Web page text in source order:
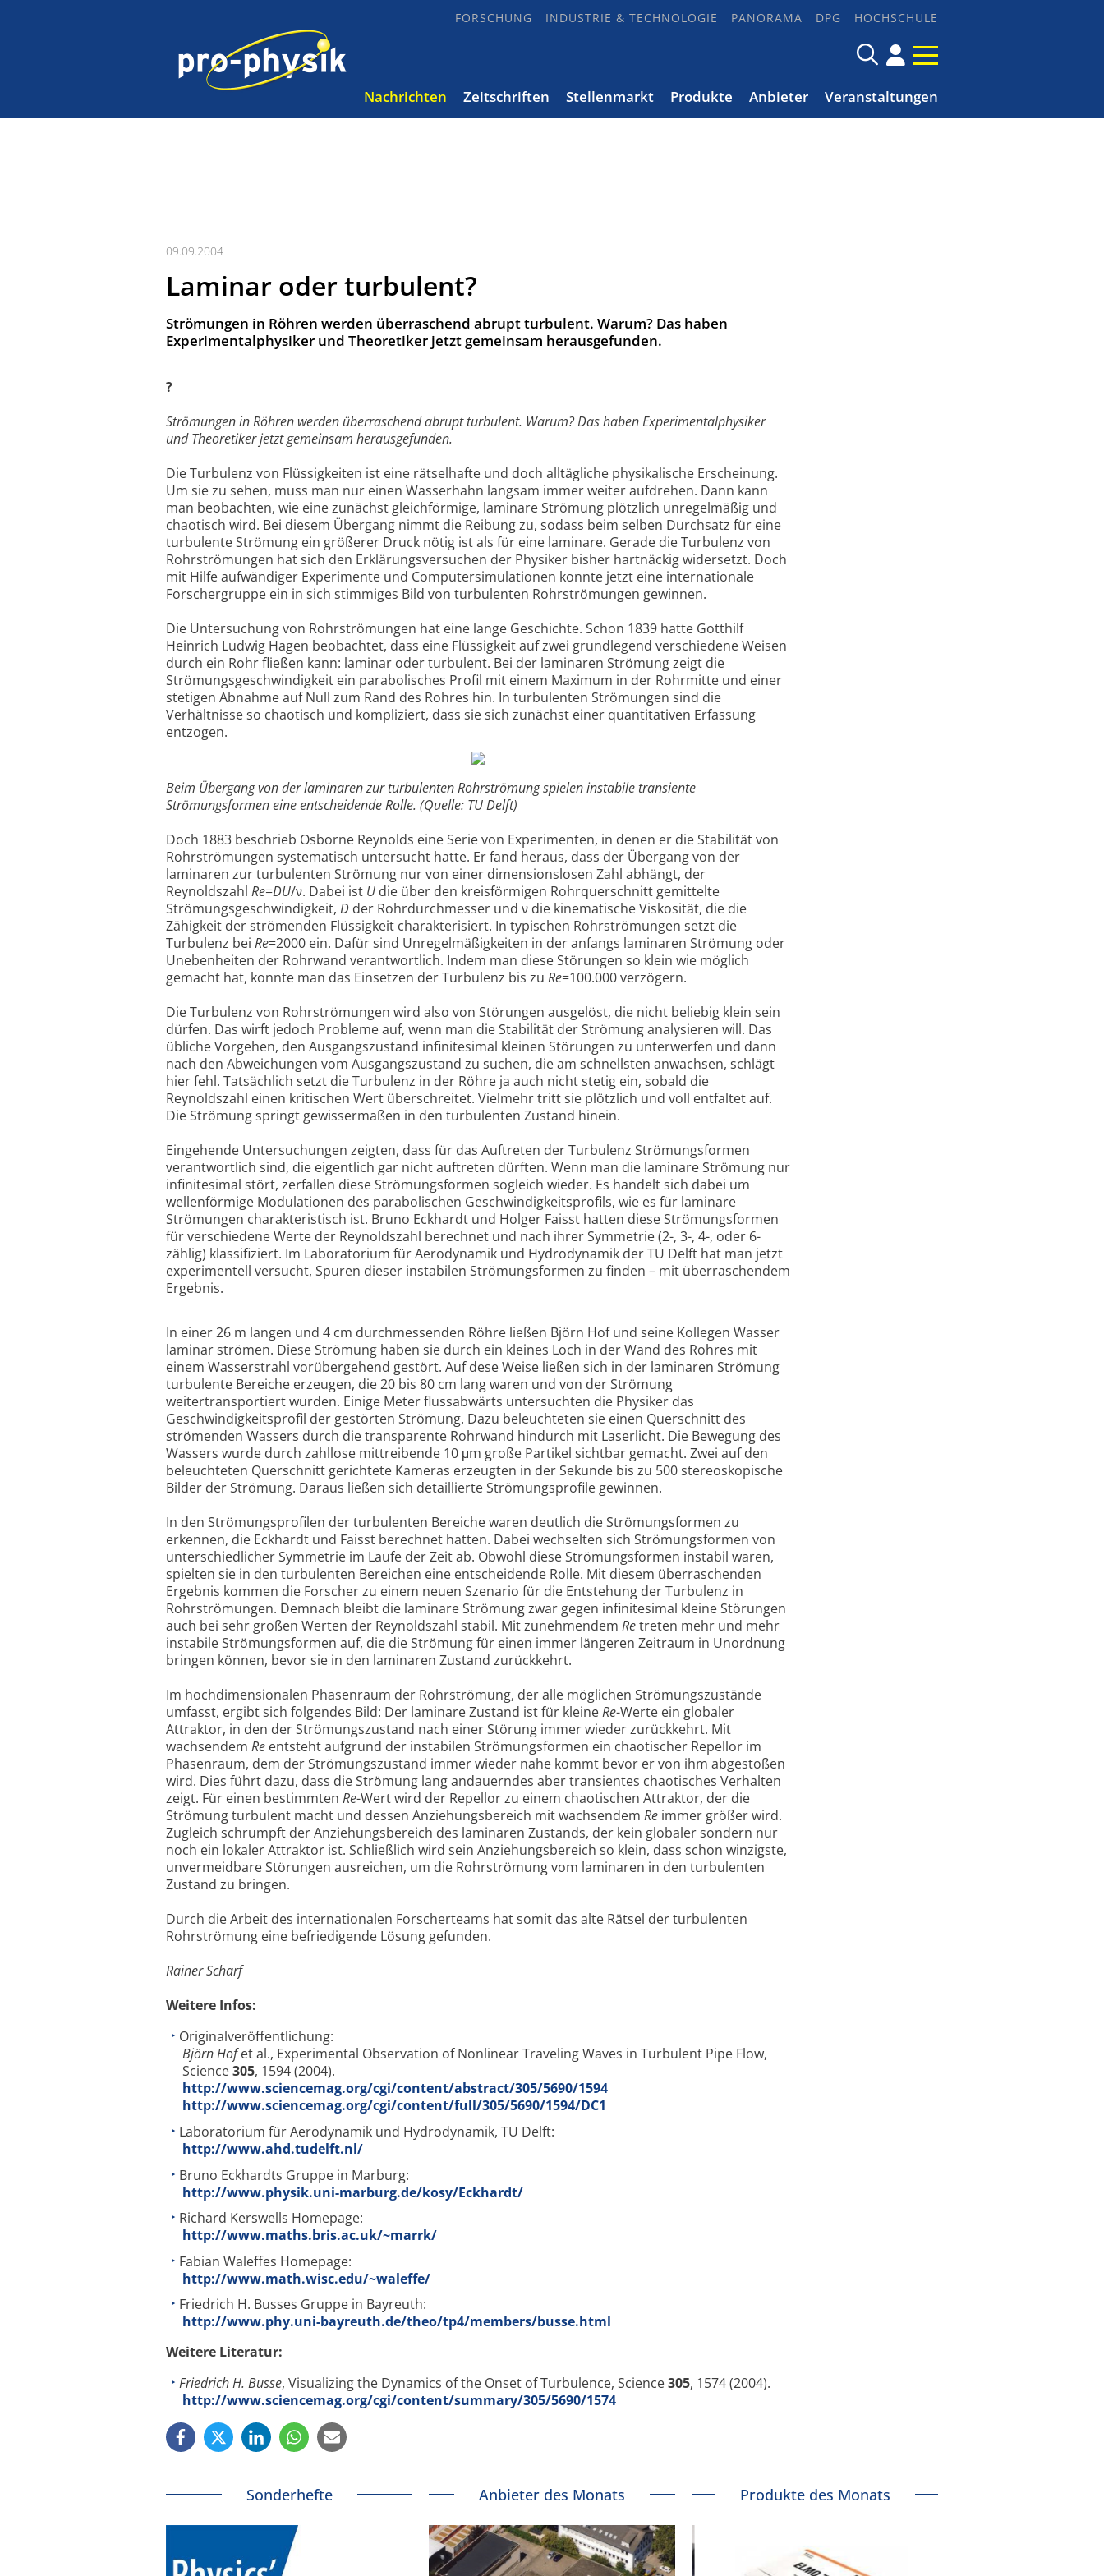
FORSCHUNG INDUSTRIE & TECHNOLOGIE PANORAMA DPG HOCHSCHULE
Nachrichten Zeitschriften Stellenmarkt Produkte Anbieter Veranstaltungen
09.09.2004
Laminar oder turbulent?
Strömungen in Röhren werden überraschend abrupt turbulent. Warum? Das haben
Experimentalphysiker und Theoretiker jetzt gemeinsam herausgefunden.
?
Strömungen in Röhren werden überraschend abrupt turbulent. Warum? Das haben Experimentalphysiker
und Theoretiker jetzt gemeinsam herausgefunden.
Die Turbulenz von Flüssigkeiten ist eine rätselhafte und doch alltägliche physikalische Erscheinung.
Um sie zu sehen, muss man nur einen Wasserhahn langsam immer weiter aufdrehen. Dann kann
man beobachten, wie eine zunächst gleichförmige, laminare Strömung plötzlich unregelmäßig und
chaotisch wird. Bei diesem Übergang nimmt die Reibung zu, sodass beim selben Durchsatz für eine
turbulente Strömung ein größerer Druck nötig ist als für eine laminare. Gerade die Turbulenz von
Rohrströmungen hat sich den Erklärungsversuchen der Physiker bisher hartnäckig widersetzt. Doch
mit Hilfe aufwändiger Experimente und Computersimulationen konnte jetzt eine internationale
Forschergruppe ein in sich stimmiges Bild von turbulenten Rohrströmungen gewinnen.
Die Untersuchung von Rohrströmungen hat eine lange Geschichte. Schon 1839 hatte Gotthilf
Heinrich Ludwig Hagen beobachtet, dass eine Flüssigkeit auf zwei grundlegend verschiedene Weisen
durch ein Rohr fließen kann: laminar oder turbulent. Bei der laminaren Strömung zeigt die
Strömungsgeschwindigkeit ein parabolisches Profil mit einem Maximum in der Rohrmitte und einer
stetigen Abnahme auf Null zum Rand des Rohres hin. In turbulenten Strömungen sind die
Verhältnisse so chaotisch und kompliziert, dass sie sich zunächst einer quantitativen Erfassung
entzogen.
Beim Übergang von der laminaren zur turbulenten Rohrströmung spielen instabile transiente
Strömungsformen eine entscheidende Rolle. (Quelle: TU Delft)
Doch 1883 beschrieb Osborne Reynolds eine Serie von Experimenten, in denen er die Stabilität von
Rohrströmungen systematisch untersucht hatte. Er fand heraus, dass der Übergang von der
laminaren zur turbulenten Strömung nur von einer dimensionslosen Zahl abhängt, der
Reynoldszahl Re=DU/ν. Dabei ist U die über den kreisförmigen Rohrquerschnitt gemittelte
Strömungsgeschwindigkeit, D der Rohrdurchmesser und ν die kinematische Viskosität, die die
Zähigkeit der strömenden Flüssigkeit charakterisiert. In typischen Rohrströmungen setzt die
Turbulenz bei Re=2000 ein. Dafür sind Unregelmäßigkeiten in der anfangs laminaren Strömung oder
Unebenheiten der Rohrwand verantwortlich. Indem man diese Störungen so klein wie möglich
gemacht hat, konnte man das Einsetzen der Turbulenz bis zu Re=100.000 verzögern.
Die Turbulenz von Rohrströmungen wird also von Störungen ausgelöst, die nicht beliebig klein sein
dürfen. Das wirft jedoch Probleme auf, wenn man die Stabilität der Strömung analysieren will. Das
übliche Vorgehen, den Ausgangszustand infinitesimal kleinen Störungen zu unterwerfen und dann
nach den Abweichungen vom Ausgangszustand zu suchen, die am schnellsten anwachsen, schlägt
hier fehl. Tatsächlich setzt die Turbulenz in der Röhre ja auch nicht stetig ein, sobald die
Reynoldszahl einen kritischen Wert überschreitet. Vielmehr tritt sie plötzlich und voll entfaltet auf.
Die Strömung springt gewissermaßen in den turbulenten Zustand hinein.
Eingehende Untersuchungen zeigten, dass für das Auftreten der Turbulenz Strömungsformen
verantwortlich sind, die eigentlich gar nicht auftreten dürften. Wenn man die laminare Strömung nur
infinitesimal stört, zerfallen diese Strömungsformen sogleich wieder. Es handelt sich dabei um
wellenförmige Modulationen des parabolischen Geschwindigkeitsprofils, wie es für laminare
Strömungen charakteristisch ist. Bruno Eckhardt und Holger Faisst hatten diese Strömungsformen
für verschiedene Werte der Reynoldszahl berechnet und nach ihrer Symmetrie (2-, 3-, 4-, oder 6-
zählig) klassifiziert. Im Laboratorium für Aerodynamik und Hydrodynamik der TU Delft hat man jetzt
experimentell versucht, Spuren dieser instabilen Strömungsformen zu finden – mit überraschendem
Ergebnis.
In einer 26 m langen und 4 cm durchmessenden Röhre ließen Björn Hof und seine Kollegen Wasser
laminar strömen. Diese Strömung haben sie durch ein kleines Loch in der Wand des Rohres mit
einem Wasserstrahl vorübergehend gestört. Auf dese Weise ließen sich in der laminaren Strömung
turbulente Bereiche erzeugen, die 20 bis 80 cm lang waren und von der Strömung
weitertransportiert wurden. Einige Meter flussabwärts untersuchten die Physiker das
Geschwindigkeitsprofil der gestörten Strömung. Dazu beleuchteten sie einen Querschnitt des
strömenden Wassers durch die transparente Rohrwand hindurch mit Laserlicht. Die Bewegung des
Wassers wurde durch zahllose mittreibende 10 μm große Partikel sichtbar gemacht. Zwei auf den
beleuchteten Querschnitt gerichtete Kameras erzeugten in der Sekunde bis zu 500 stereoskopische
Bilder der Strömung. Daraus ließen sich detaillierte Strömungsprofile gewinnen.
In den Strömungsprofilen der turbulenten Bereiche waren deutlich die Strömungsformen zu
erkennen, die Eckhardt und Faisst berechnet hatten. Dabei wechselten sich Strömungsformen von
unterschiedlicher Symmetrie im Laufe der Zeit ab. Obwohl diese Strömungsformen instabil waren,
spielten sie in den turbulenten Bereichen eine entscheidende Rolle. Mit diesem überraschenden
Ergebnis kommen die Forscher zu einem neuen Szenario für die Entstehung der Turbulenz in
Rohrströmungen. Demnach bleibt die laminare Strömung zwar gegen infinitesimal kleine Störungen
auch bei sehr großen Werten der Reynoldszahl stabil. Mit zunehmendem Retreten mehr und mehr
instabile Strömungsformen auf, die die Strömung für einen immer längeren Zeitraum in Unordnung
bringen können, bevor sie in den laminaren Zustand zurückkehrt.
Im hochdimensionalen Phasenraum der Rohrströmung, der alle möglichen Strömungszustände
umfasst, ergibt sich folgendes Bild: Der laminare Zustand ist für kleineRe-Werte ein globaler
Attraktor, in den der Strömungszustand nach einer Störung immer wieder zurückkehrt. Mit
wachsendem Re entsteht aufgrund der instabilen Strömungsformen ein chaotischer Repellor im
Phasenraum, dem der Strömungszustand immer wieder nahe kommt bevor er von ihm abgestoßen
wird. Dies führt dazu, dass die Strömung lang andauerndes aber transientes chaotisches Verhalten
zeigt. Für einen bestimmten Re-Wert wird der Repellor zu einem chaotischen Attraktor, der die
Strömung turbulent macht und dessen Anziehungsbereich mit wachsendem Re immer größer wird.
Zugleich schrumpft der Anziehungsbereich des laminaren Zustands, der kein globaler sondern nur
noch ein lokaler Attraktor ist. Schließlich wird sein Anziehungsbereich so klein, dass schon winzigste,
unvermeidbare Störungen ausreichen, um die Rohrströmung vom laminaren in den turbulenten
Zustand zu bringen.
Durch die Arbeit des internationalen Forscherteams hat somit das alte Rätsel der turbulenten
Rohrströmung eine befriedigende Lösung gefunden.
Rainer Scharf
Weitere Infos:
Originalveröffentlichung:
Björn Hofet al., Experimental Observation of Nonlinear Traveling Waves in Turbulent Pipe Flow,
Science305, 1594 (2004).
http://www.sciencemag.org/cgi/content/abstract/305/5690/1594
http://www.sciencemag.org/cgi/content/full/305/5690/1594/DC1
Laboratorium für Aerodynamik und Hydrodynamik, TU Delft:
http://www.ahd.tudelft.nl/
Bruno Eckhardts Gruppe in Marburg:
http://www.physik.uni-marburg.de/kosy/Eckhardt/
Richard Kerswells Homepage:
http://www.maths.bris.ac.uk/~marrk/
Fabian Waleffes Homepage:
http://www.math.wisc.edu/~waleffe/
Friedrich H. Busses Gruppe in Bayreuth:
http://www.phy.uni-bayreuth.de/theo/tp4/members/busse.html
Weitere Literatur:
Friedrich H. Busse, Visualizing the Dynamics of the Onset of Turbulence, Science305, 1574 (2004).
http://www.sciencemag.org/cgi/content/summary/305/5690/1574
Sonderhefte Anbieter des Monats Produkte des Monats